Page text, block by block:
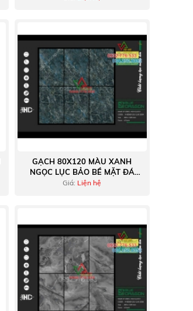
GẠCH 80X120 MÀU XANH
NGỌC LỤC BẢO BỀ MẶT ĐÁ
GRANITE
Giá: Liện hệ